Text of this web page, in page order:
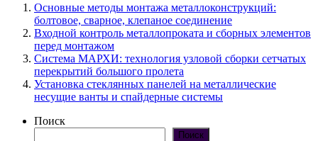
Основные методы монтажа металлоконструкций:
болтовое, сварное, клепаное соединение
Входной контроль металлопроката и сборных элементов
перед монтажом
Система МАРХИ: технология узловой сборки сетчатых
перекрытий большого пролета
Установка стеклянных панелей на металлические
несущие ванты и спайдерные системы
Поиск
Поиск